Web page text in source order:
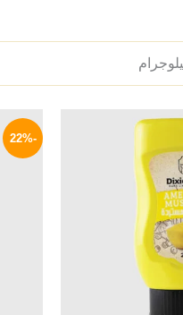
السعر
هو:
55 EGP.
-22%